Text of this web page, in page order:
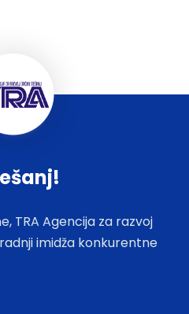
TRA Agencija za razvoj
imidža konkurentne